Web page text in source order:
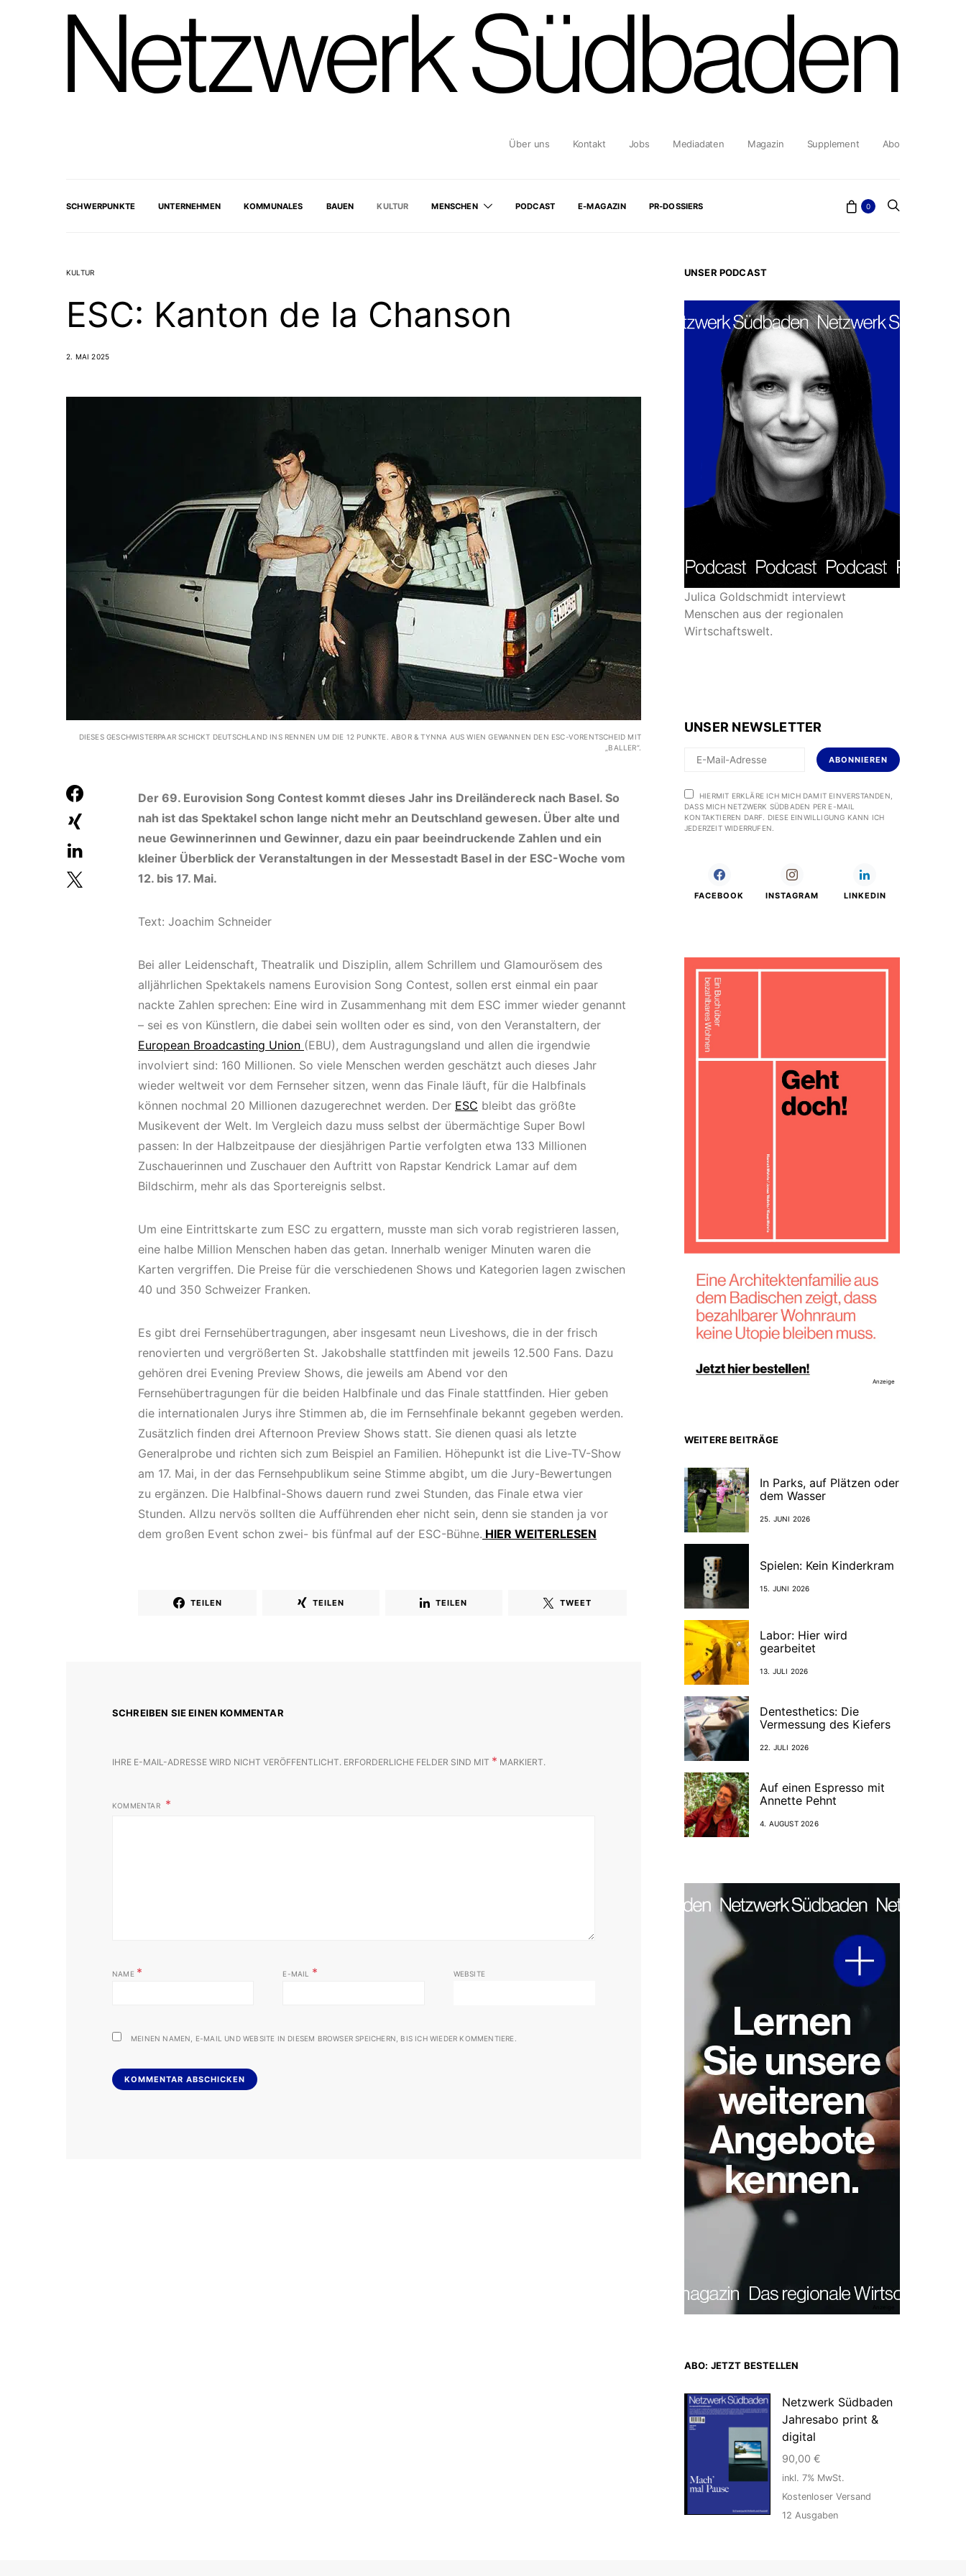
Über uns Kontakt Jobs Mediadaten Magazin Supplement Abo
SCHWERPUNKTE UNTERNEHMEN KOMMUNALES BAUEN KULTUR MENSCHEN PODCAST E-MAGAZIN PR-DOSSIERS 0
KULTUR
ESC: Kanton de la Chanson
2. MAI 2025
DIESES GESCHWISTERPAAR SCHICKT DEUTSCHLAND INS RENNEN UM DIE 12 PUNKTE. ABOR & TYNNA AUS WIEN GEWANNEN DEN ESC-VORENTSCHEID MIT
„BALLER“.
Der 69. Eurovision Song Contest kommt dieses Jahr ins Dreiländereck nach Basel. So
nah ist das Spektakel schon lange nicht mehr an Deutschland gewesen. Über alte und
neue Gewinnerinnen und Gewinner, dazu ein paar beeindruckende Zahlen und ein
kleiner Überblick der Veranstaltungen in der Messestadt Basel in der ESC-Woche vom
12. bis 17. Mai.
Text: Joachim Schneider
Bei aller Leidenschaft, Theatralik und Disziplin, allem Schrillem und Glamourösem des
alljährlichen Spektakels namens Eurovision Song Contest, sollen erst einmal ein paar
nackte Zahlen sprechen: Eine wird in Zusammenhang mit dem ESC immer wieder genannt
– sei es von Künstlern, die dabei sein wollten oder es sind, von den Veranstaltern, der
European Broadcasting Union (EBU), dem Austragungsland und allen die irgendwie
involviert sind: 160 Millionen. So viele Menschen werden geschätzt auch dieses Jahr
wieder weltweit vor dem Fernseher sitzen, wenn das Finale läuft, für die Halbfinals
können nochmal 20 Millionen dazugerechnet werden. Der ESC bleibt das größte
Musikevent der Welt. Im Vergleich dazu muss selbst der übermächtige Super Bowl
passen: In der Halbzeitpause der diesjährigen Partie verfolgten etwa 133 Millionen
Zuschauerinnen und Zuschauer den Auftritt von Rapstar Kendrick Lamar auf dem
Bildschirm, mehr als das Sportereignis selbst.
Um eine Eintrittskarte zum ESC zu ergattern, musste man sich vorab registrieren lassen,
eine halbe Million Menschen haben das getan. Innerhalb weniger Minuten waren die
Karten vergriffen. Die Preise für die verschiedenen Shows und Kategorien lagen zwischen
40 und 350 Schweizer Franken.
Es gibt drei Fernsehübertragungen, aber insgesamt neun Liveshows, die in der frisch
renovierten und vergrößerten St. Jakobshalle stattfinden mit jeweils 12.500 Fans. Dazu
gehören drei Evening Preview Shows, die jeweils am Abend vor den
Fernsehübertragungen für die beiden Halbfinale und das Finale stattfinden. Hier geben
die internationalen Jurys ihre Stimmen ab, die im Fernsehfinale bekannt gegeben werden.
Zusätzlich finden drei Afternoon Preview Shows statt. Sie dienen quasi als letzte
Generalprobe und richten sich zum Beispiel an Familien. Höhepunkt ist die Live-TV-Show
am 17. Mai, in der das Fernsehpublikum seine Stimme abgibt, um die Jury-Bewertungen
zu ergänzen. Die Halbfinal-Shows dauern rund zwei Stunden, das Finale etwa vier
Stunden. Allzu nervös sollten die Aufführenden eher nicht sein, denn sie standen ja vor
dem großen Event schon zwei- bis fünfmal auf der ESC-Bühne. HIER WEITERLESEN
TEILEN TEILEN TEILEN TWEET
SCHREIBEN SIE EINEN KOMMENTAR
IHRE E-MAIL-ADRESSE WIRD NICHT VERÖFFENTLICHT. ERFORDERLICHE FELDER SIND MIT * MARKIERT.
KOMMENTAR
NAME * E-MAIL * WEBSITE
MEINEN NAMEN, E-MAIL UND WEBSITE IN DIESEM BROWSER SPEICHERN, BIS ICH WIEDER KOMMENTIERE.
UNSER PODCAST
Julica Goldschmidt interviewt
Menschen aus der regionalen
Wirtschaftswelt.
UNSER NEWSLETTER
ABONNIEREN
HIERMIT ERKLÄRE ICH MICH DAMIT EINVERSTANDEN,
DASS MICH NETZWERK SÜDBADEN PER E-MAIL
KONTAKTIEREN DARF. DIESE EINWILLIGUNG KANN ICH
JEDERZEIT WIDERRUFEN.
FACEBOOK INSTAGRAM LINKEDIN
Anzeige
WEITERE BEITRÄGE
In Parks, auf Plätzen oder
dem Wasser
25. JUNI 2026
Spielen: Kein Kinderkram
15. JUNI 2026
Labor: Hier wird
gearbeitet
13. JULI 2026
Dentesthetics: Die
Vermessung des Kiefers
22. JULI 2026
Auf einen Espresso mit
Annette Pehnt
4. AUGUST 2026
ABO: JETZT BESTELLEN
Netzwerk Südbaden
Jahresabo print &
digital
90,00 €
inkl. 7% MwSt.
Kostenloser Versand
12 Ausgaben